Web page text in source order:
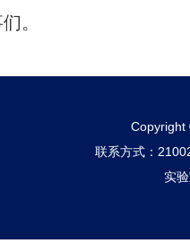
。
Copyright
联系方式：
实